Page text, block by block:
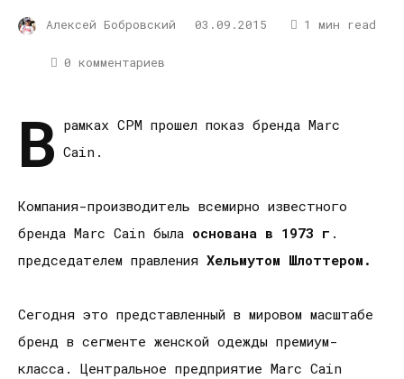
Алексей Бобровский 03.09.2015 1 мин read
0 комментариев
В рамках СРМ прошел показ бренда Marc
Cain.
Компания-производитель всемирно известного
бренда Marc Cain была основана в 1973 г .
председателем правления Хельмутом Шлоттером.
Сегодня это представленный в мировом масштабе
бренд в сегменте женской одежды премиум-
класса. Центральное предприятие Marc Cain